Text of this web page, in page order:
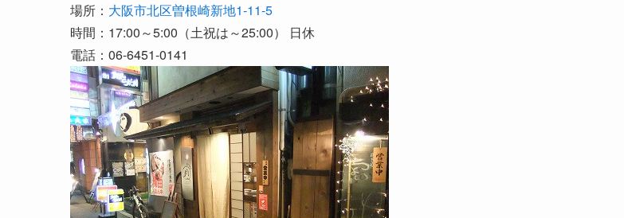
場所： 大阪市北区曽根崎新地1-11-5
時間：17:00～5:00（土祝は～25:00） 日休
電話：06-6451-0141